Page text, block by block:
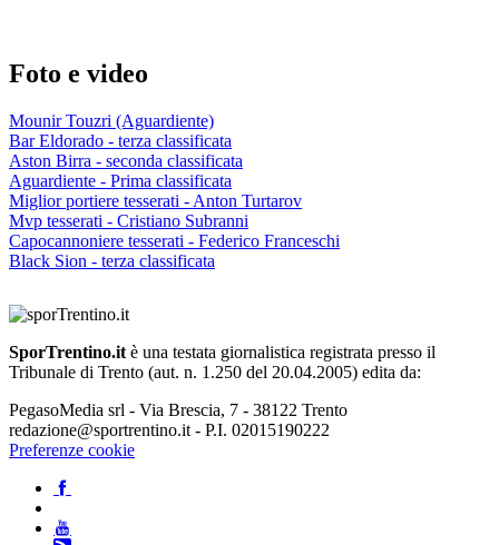
Foto e video
Mounir Touzri (Aguardiente)
Bar Eldorado - terza classificata
Aston Birra - seconda classificata
Aguardiente - Prima classificata
Miglior portiere tesserati - Anton Turtarov
Mvp tesserati - Cristiano Subranni
Capocannoniere tesserati - Federico Franceschi
Black Sion - terza classificata
SporTrentino.it è una testata giornalistica registrata presso il
Tribunale di Trento (aut. n. 1.250 del 20.04.2005) edita da:
PegasoMedia srl - Via Brescia, 7 - 38122 Trento
redazione@sportrentino.it - P.I. 02015190222
Preferenze cookie